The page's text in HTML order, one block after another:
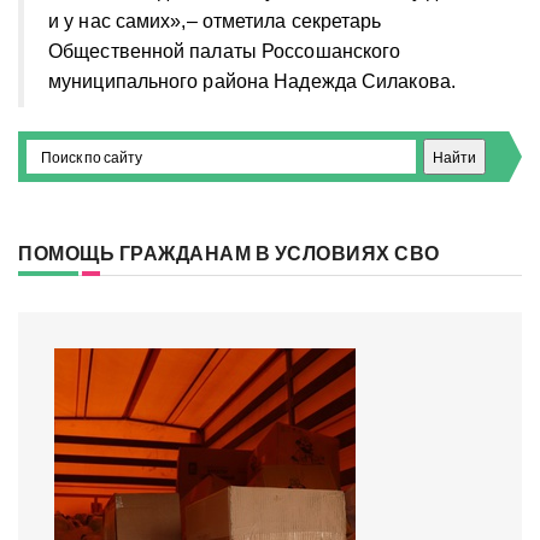
и у нас самих»,– отметила секретарь
Общественной палаты Россошанского
муниципального района Надежда Силакова.
ПОМОЩЬ ГРАЖДАНАМ В УСЛОВИЯХ СВО